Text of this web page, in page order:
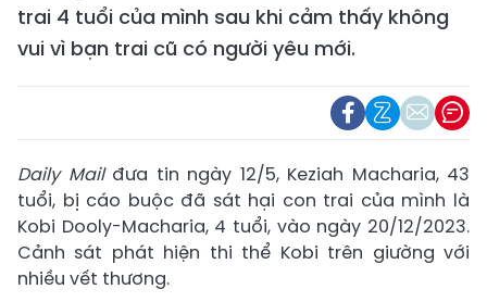
trai 4 tuổi của mình sau khi cảm thấy không
vui vì bạn trai cũ có người yêu mới.
Daily Mailđưa tin ngày 12/5, Keziah Macharia, 43
tuổi, bị cáo buộc đã sát hại con trai của mình là
Kobi Dooly-Macharia, 4 tuổi, vào ngày 20/12/2023.
Cảnh sát phát hiện thi thể Kobi trên giường với
nhiều vết thương.